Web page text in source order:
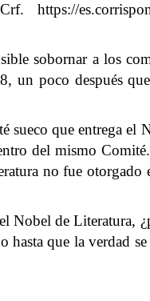
https://
sobornar a los
un poco después
sueco que entrega el
del mismo
no fue otorgado
Nobel de Literatura,
hasta que la verdad